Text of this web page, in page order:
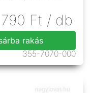
Ft / db
rakás
355-7070-000